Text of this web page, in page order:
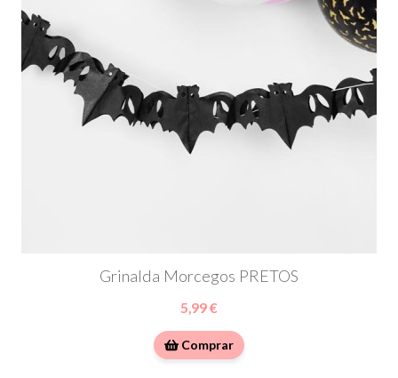
Grinalda Morcegos PRETOS
5,99 €
Comprar